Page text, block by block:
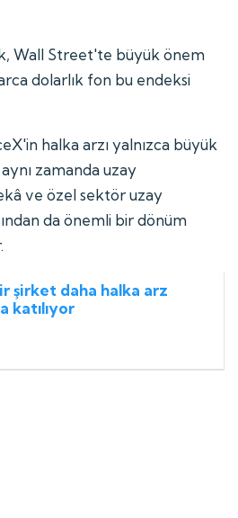
Wall Street'te büyük önem
dolarlık fon bu endeksi
halka arzı yalnızca büyük
zamanda uzay
ve özel sektör uzay
da önemli bir dönüm
şirket daha halka arz
katılıyor